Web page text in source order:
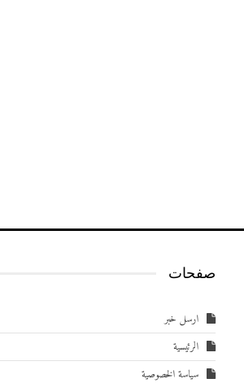
صفحات
ارسل خبر
الرئيسية
سياسة الخصوصية